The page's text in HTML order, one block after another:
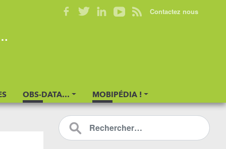
OBS-DATA… MOBIPÉDIA !
Contactez nous